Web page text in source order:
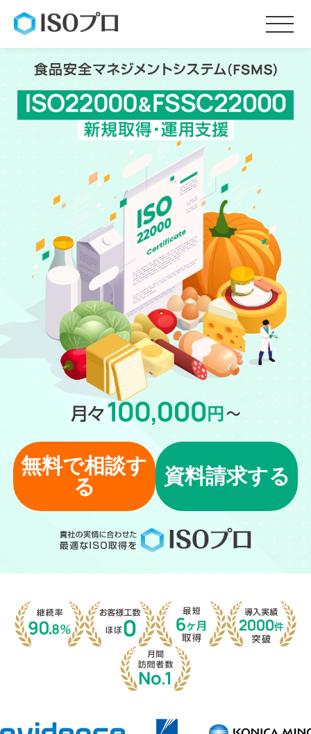
サービス内容
料金
お客様の声
会社概要
無料で相談す
る
資料請求する